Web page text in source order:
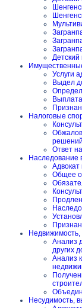
Детский
Услуги
Выдел
Налоговые
решений
Ответ
Наследование
Адвокат
Общее о
Недвижимость,
Анализ
других
Анализ
Несудимость,